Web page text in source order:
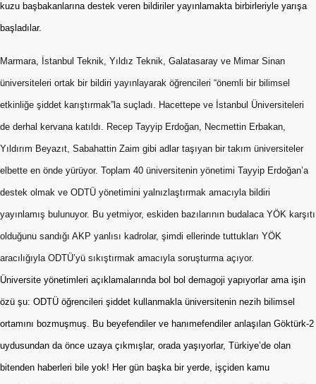
kuzu başbakanlarına destek veren bildiriler yayınlamakta birbirleriyle yarışa
başladılar.
Marmara, İstanbul Teknik, Yıldız Teknik, Galatasaray ve Mimar Sinan
üniversiteleri ortak bir bildiri yayınlayarak öğrencileri “önemli bir bilimsel
etkinliğe şiddet karıştırmak”la suçladı. Hacettepe ve İstanbul Üniversiteleri
de derhal kervana katıldı. Recep Tayyip Erdoğan, Necmettin Erbakan,
Yıldırım Beyazıt, Sabahattin Zaim gibi adlar taşıyan bir takım üniversiteler
elbette en önde yürüyor. Toplam 40 üniversitenin yönetimi Tayyip Erdoğan’a
destek olmak ve ODTÜ yönetimini yalnızlaştırmak amacıyla bildiri
yayınlamış bulunuyor. Bu yetmiyor, eskiden bazılarının budalaca YÖK karşıtı
olduğunu sandığı AKP yanlısı kadrolar, şimdi ellerinde tuttukları YÖK
aracılığıyla ODTÜ’yü sıkıştırmak amacıyla soruşturma açıyor.
Üniversite yönetimleri açıklamalarında bol bol demagoji yapıyorlar ama işin
özü şu: ODTÜ öğrencileri şiddet kullanmakla üniversitenin nezih bilimsel
ortamını bozmuşmuş. Bu beyefendiler ve hanımefendiler anlaşılan Göktürk-2
uydusundan da önce uzaya çıkmışlar, orada yaşıyorlar, Türkiye’de olan
bitenden haberleri bile yok! Her gün başka bir yerde, işçiden kamu